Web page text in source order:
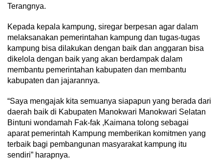
Terangnya.
Kepada kepala kampung, siregar berpesan agar dalam
melaksanakan pemerintahan kampung dan tugas-tugas
kampung bisa dilakukan dengan baik dan anggaran bisa
dikelola dengan baik yang akan berdampak dalam
membantu pemerintahan kabupaten dan membantu
kabupaten dan jajarannya.
“Saya mengajak kita semuanya siapapun yang berada dari
daerah baik di Kabupaten Manokwari Manokwari Selatan
Bintuni wondamah Fak-fak ,Kaimana tolong sebagai
aparat pemerintah Kampung memberikan komitmen yang
terbaik bagi pembangunan masyarakat kampung itu
sendiri” harapnya.